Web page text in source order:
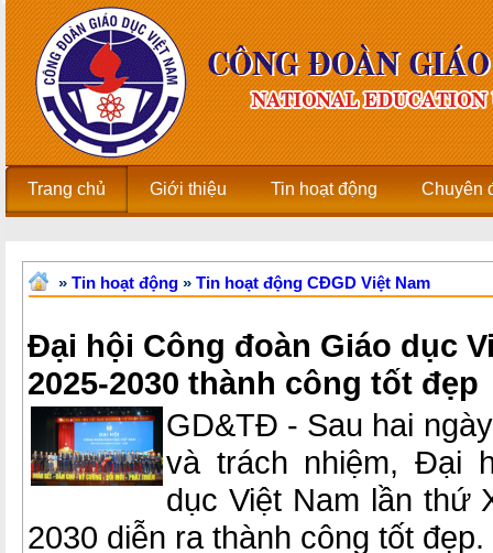
Trang chủ Giới thiệu Tin hoạt động Chuyên
» Tin hoạt động » Tin hoạt động CĐGD Việt Nam
Đại hội Công đoàn Giáo dục
2025-2030 thành công tốt đẹp
GD&TĐ - Sau hai
và trách nhiệm, Đại
dục Việt Nam lần thứ
2030 diễn ra thành công tốt đẹp.